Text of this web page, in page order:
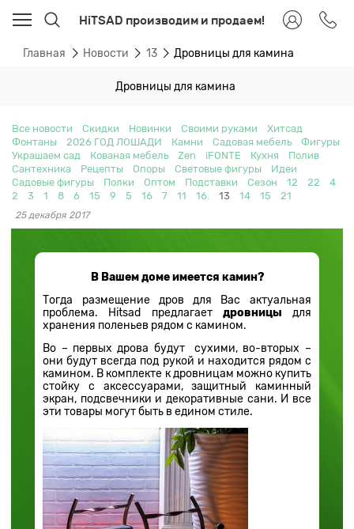
HiTSAD производим и продаем!
Главная Новости 13 Дровницы для камина
Дровницы для камина
Все новости Скидки Новинки Своими руками
Хитсад
Фонтаны
2026 ГОД ЛОШАДИ Камни Садовая мебель
Фигуры
Украшаем сад
Кованая мебель Zen iFONTE Кухня
Полив
Сантехника
Рецепты Опоры Световые фигуры
Идеи
Садовые фигуры
Полки Оптом Подставки Сезон 12 22
4
2
3 1 8 6 15 9 5 16 7 11 16. 13 14 15 21
25 декабря 2017
В Вашем доме имеется камин?
Тогда размещение дров для Вас актуальная
проблема. Hitsad предлагает дровницы для
хранения поленьев рядом с камином.
Во – первых дрова будут сухими, во-вторых –
они будут всегда под рукой и находится рядом с
камином. В комплекте к дровницам можно купить
стойку с аксессуарами, защитный каминный
экран, подсвечники и декоративные сани. И все
эти товары могут быть в едином стиле.